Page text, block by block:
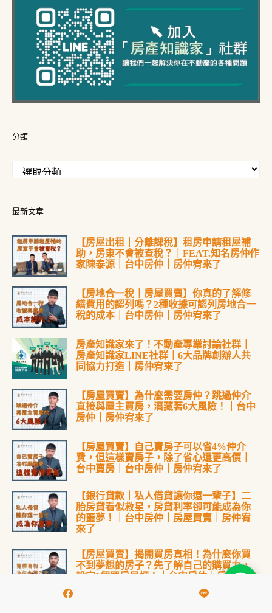
分類
最新文章
【房屋出租｜分離課稅】租房申請租屋補
助，房東不會被查稅？｜FEAT.知名房仲作
家陳泰源｜台中房仲｜房仲宥來了
【房地合一稅｜房屋買賣】你真的了解修
繕費用的認列嗎？2種收據可認列房地合一
稅的成本｜台中房仲｜房仲宥來了
房產知識家來了！不動產專業討論社群｜
房產知識家LINE社群｜6大品牌創辦人共
同協力打造｜房仲宥來了
【房屋買賣】為什麼需要房仲？跳過仲介
直接與屋主買房，潛藏著6大風險！｜台中
房仲｜房仲宥來了
【房屋買賣】自己賣房子可以省4%仲介
費，但這樣賣房子，除了省心還更高價｜
台中賣房｜台中房仲｜房仲宥來了
【銀行貸款｜私人借貸讓你還一輩子】二
胎房貸看似救星，房貸利率卻可能成為你
的噩夢！｜台中房仲｜房屋買賣｜房仲宥
來了
【房屋買賣】揭開買房真相！為什麼你買
不到夢想的房子？先了解自己的購買力，
設定1個買房目標！｜台中房仲｜房仲宥來